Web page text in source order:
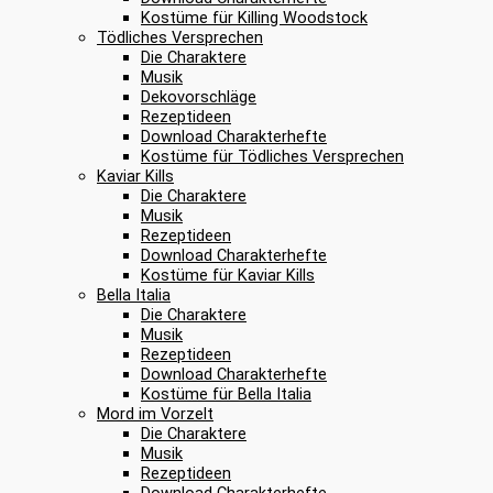
Kostüme für Killing Woodstock
Tödliches Versprechen
Die Charaktere
Musik
Dekovorschläge
Rezeptideen
Download Charakterhefte
Kostüme für Tödliches Versprechen
Kaviar Kills
Die Charaktere
Musik
Rezeptideen
Download Charakterhefte
Kostüme für Kaviar Kills
Bella Italia
Die Charaktere
Musik
Rezeptideen
Download Charakterhefte
Kostüme für Bella Italia
Mord im Vorzelt
Die Charaktere
Musik
Rezeptideen